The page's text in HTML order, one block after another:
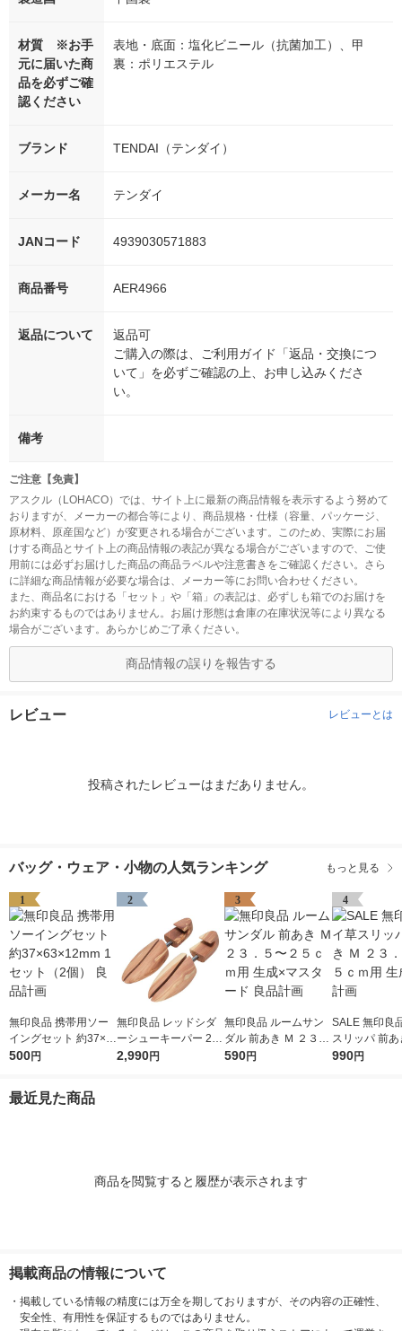
材質 ※お手
元に届いた商
品を必ずご確
認ください
表地・底面：塩化ビニール（抗菌加工）、甲
裏：ポリエステル
ブランド TENDAI（テンダイ）
メーカー名 テンダイ
JANコード 4939030571883
商品番号 AER4966
返品について
返品可
ご購入の際は、ご利用ガイド「返品・交換につ
いて」を必ずご確認の上、お申し込みくださ
い。
備考
ご注意【免責】
アスクル（LOHACO）では、サイト上に最新の商品情報を表示するよう努めて
おりますが、メーカーの都合等により、商品規格・仕様（容量、パッケージ、
原材料、原産国など）が変更される場合がございます。このため、実際にお届
けする商品とサイト上の商品情報の表記が異なる場合がございますので、ご使
用前には必ずお届けした商品の商品ラベルや注意書きをご確認ください。さら
に詳細な商品情報が必要な場合は、メーカー等にお問い合わせください。
また、商品名における「セット」や「箱」の表記は、必ずしも箱でのお届けを
お約束するものではありません。お届け形態は倉庫の在庫状況等により異なる
場合がございます。あらかじめご了承ください。
商品情報の誤りを報告する
レビュー レビューとは
投稿されたレビューはまだありません。
バッグ・ウェア・小物の人気ランキング もっと見る
1
無印良品 携帯用ソー
イングセット 約37×6
3×12mm 1セット（2
500円
2
無印良品 レッドシダ
ーシューキーパー 2
5〜28cm用 良品計画
2,990円
3
無印良品 ルームサン
ダル 前あき Ｍ ２３．
５〜２５ｃｍ用 生成×
590円
4
SALE 無印良
スリッパ 前あ
３．５〜２５
990円
最近見た商品
商品を閲覧すると履歴が表示されます
掲載商品の情報について
・ 掲載している情報の精度には万全を期しておりますが、その内容の正確性、
安全性、有用性を保証するものではありません。